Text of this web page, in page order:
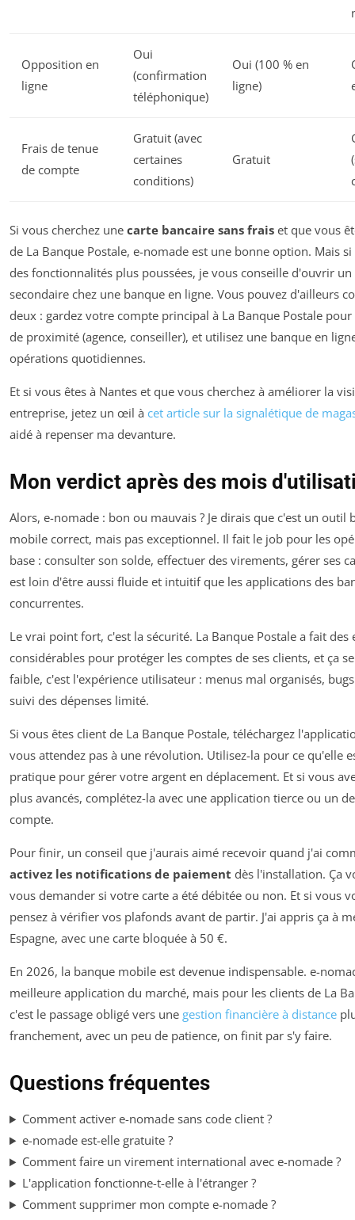
Opposition en
ligne
Oui
(confirmation
téléphonique)
Oui (100 % en
ligne)
Frais de tenue
de compte
Gratuit (avec
certaines
conditions)
Gratuit
Si vous cherchez une carte bancaire sans frais et que vous
de La Banque Postale, e-nomade est une bonne option. Mais
des fonctionnalités plus poussées, je vous conseille d'ouvrir
secondaire chez une banque en ligne. Vous pouvez d'ailleurs
deux : gardez votre compte principal à La Banque Postale pour
de proximité (agence, conseiller), et utilisez une banque en
opérations quotidiennes.
Et si vous êtes à Nantes et que vous cherchez à améliorer la
entreprise, jetez un œil à cet article sur la signalétique de
aidé à repenser ma devanture.
Mon verdict après des mois
Alors, e-nomade : bon ou mauvais ? Je dirais que c'est un outil
mobile correct, mais pas exceptionnel. Il fait le job pour les
base : consulter son solde, effectuer des virements, gérer ses
est loin d'être aussi fluide et intuitif que les applications des
concurrentes.
Le vrai point fort, c'est la sécurité. La Banque Postale a fait des
considérables pour protéger les comptes de ses clients, et ça
faible, c'est l'expérience utilisateur : menus mal organisés,
suivi des dépenses limité.
Si vous êtes client de La Banque Postale, téléchargez
vous attendez pas à une révolution. Utilisez-la pour ce qu'elle
pratique pour gérer votre argent en déplacement. Et si vous
plus avancés, complétez-la avec une application tierce ou un
compte.
Pour finir, un conseil que j'aurais aimé recevoir quand j'ai
activez les notifications de paiement dès l'installation. Ça
vous demander si votre carte a été débitée ou non. Et si vous
pensez à vérifier vos plafonds avant de partir. J'ai appris ça à
Espagne, avec une carte bloquée à 50 €.
En 2026, la banque mobile est devenue indispensable. e-
meilleure application du marché, mais pour les clients de La
c'est le passage obligé vers une gestion financière à distance
franchement, avec un peu de patience, on finit par s'y faire.
Questions fréquentes
Comment activer e-nomade sans code client ?
e-nomade est-elle gratuite ?
Comment faire un virement international avec e-nomade ?
L'application fonctionne-t-elle à l'étranger ?
Comment supprimer mon compte e-nomade ?